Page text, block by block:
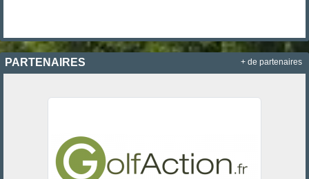
PARTENAIRES + de partenaires